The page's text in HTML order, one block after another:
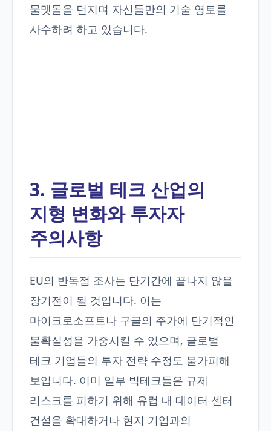
물맷돌을 던지며 자신들만의 기술 영토를
사수하려 하고 있습니다.
3. 글로벌 테크 산업의
지형 변화와 투자자
주의사항
EU의 반독점 조사는 단기간에 끝나지 않을
장기전이 될 것입니다. 이는
마이크로소프트나 구글의 주가에 단기적인
불확실성을 가중시킬 수 있으며, 글로벌
테크 기업들의 투자 전략 수정도 불가피해
보입니다. 이미 일부 빅테크들은 규제
리스크를 피하기 위해 유럽 내 데이터 센터
건설을 확대하거나 현지 기업과의